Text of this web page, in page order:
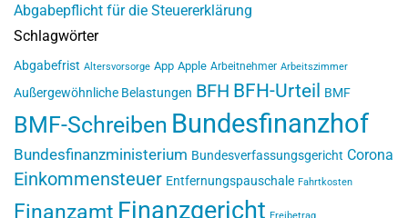
Abgabepflicht für die Steuererklärung
Schlagwörter
Abgabefrist Altersvorsorge App Apple Arbeitnehmer Arbeitszimmer
Außergewöhnliche Belastungen BFH BFH-Urteil BMF
BMF-Schreiben Bundesfinanzhof
Bundesfinanzministerium Bundesverfassungsgericht Corona
Einkommensteuer Entfernungspauschale Fahrtkosten
Finanzamt Finanzgericht Freibetrag